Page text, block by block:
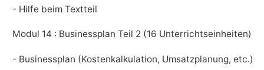
- Hilfe beim Textteil
Modul 14 : Businessplan Teil 2 (16 Unterrichtseinheiten)
- Businessplan (Kostenkalkulation, Umsatzplanung, etc.)